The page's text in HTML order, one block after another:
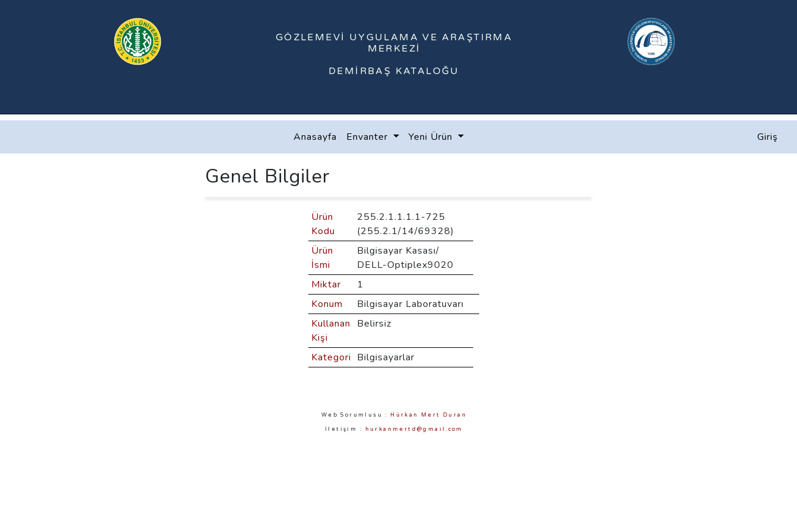
GÖZLEMEVI UYGULAMA VE ARAŞTIRMA
MERKEZI
DEMIRBAŞ KATALOĞU
Anasayfa Envanter Yeni Ürün Giriş
Genel Bilgiler
Ürün
Kodu
255.2.1.1.1.1-725
(255.2.1/14/69328)
Ürün
İsmi
Bilgisayar Kasası/
DELL-Optiplex9020
Miktar
1
Konum
Bilgisayar Laboratuvarı
Kullanan
Kişi
Belirsiz
Kategori Bilgisayarlar
Web Sorumlusu : Hürkan Mert Duran
İletişim : hurkanmertd@gmail.com